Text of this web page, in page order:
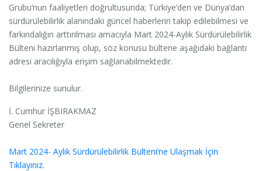
Grubu’nun faaliyetleri doğrultusunda; Türkiye’den ve Dünya’dan
sürdürülebilirlik alanındaki güncel haberlerin takip edilebilmesi ve
farkındalığın arttırılması amacıyla Mart 2024-Aylık Sürdürülebilirlik
Bülteni hazırlanmış olup, söz konusu bültene aşağıdaki bağlantı
adresi aracılığıyla erişim sağlanabilmektedir.
Bilgilerinize sunulur.
İ. Cumhur İŞBIRAKMAZ
Genel Sekreter
Mart 2024- Aylık Sürdürülebilirlik Bülteni’ne Ulaşmak İçin
Tıklayınız.